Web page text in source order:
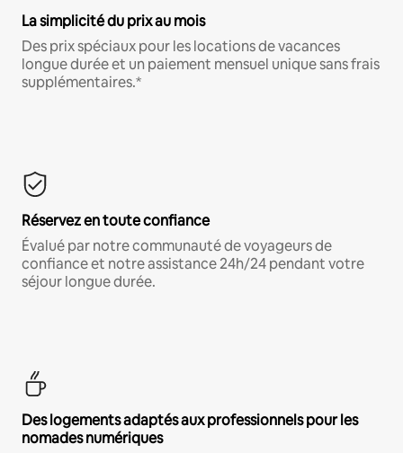
La simplicité du prix au mois
Des prix spéciaux pour les locations de vacances
longue durée et un paiement mensuel unique sans frais
supplémentaires.*
Réservez en toute confiance
Évalué par notre communauté de voyageurs de
confiance et notre assistance 24h/24 pendant votre
séjour longue durée.
Des logements adaptés aux professionnels pour les
nomades numériques